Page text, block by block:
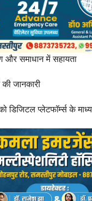
और समाधान में सहायता
जानकारी
डिजिटल प्लेटफॉर्म्स के